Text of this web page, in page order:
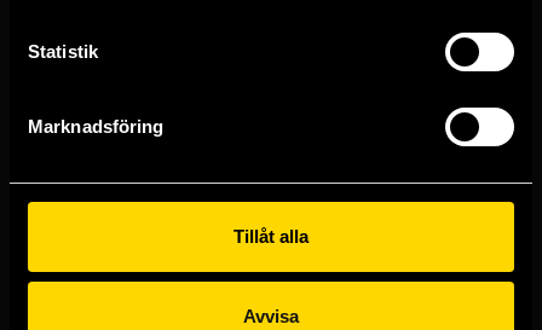
Statistik
Marknadsföring
Tillåt alla
Avvisa
211 43 Malmö
Nygatan 20
Kundtjänst